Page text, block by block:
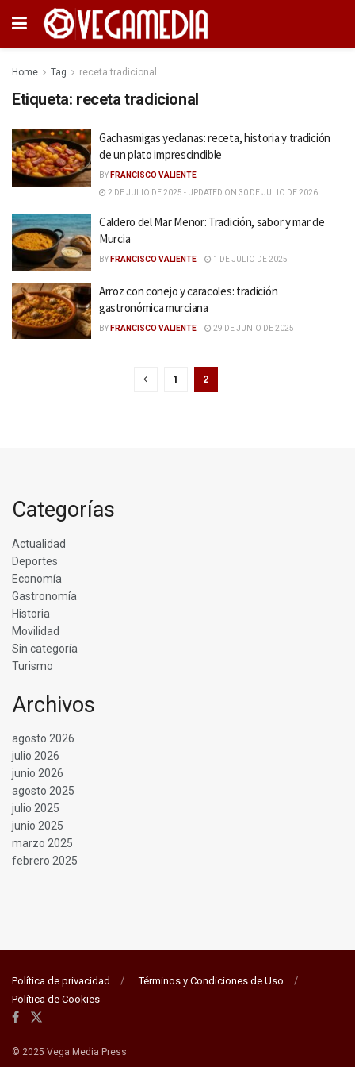
Home Tag receta tradicional
Etiqueta: receta tradicional
Gachasmigas yeclanas: receta, historia y tradición
de un plato imprescindible
BY FRANCISCO VALIENTE
2 DE JULIO DE 2025 - UPDATED ON 30 DE JULIO DE 2026
Caldero del Mar Menor: Tradición, sabor y mar de
Murcia
BY FRANCISCO VALIENTE 1 DE JULIO DE 2025
Arroz con conejo y caracoles: tradición
gastronómica murciana
BY FRANCISCO VALIENTE 29 DE JUNIO DE 2025
1 2
Categorías
Actualidad
Deportes
Economía
Gastronomía
Historia
Movilidad
Sin categoría
Turismo
Archivos
agosto 2026
julio 2026
junio 2026
agosto 2025
julio 2025
junio 2025
marzo 2025
febrero 2025
Política de privacidad
Términos y Condiciones de Uso
Política de Cookies
© 2025 Vega Media Press